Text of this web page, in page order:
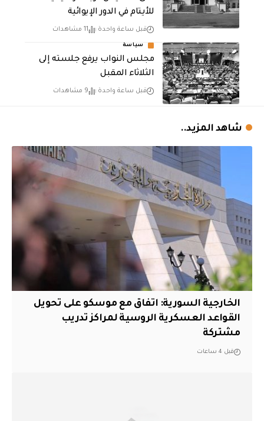
للأيتام في الدور الإيوائية
قبل ساعة واحدة 11 مشاهدات
سياسة
مجلس النواب يرفع جلسته إلى
الثلاثاء المقبل
قبل ساعة واحدة 9 مشاهدات
شاهد المزيد..
الخارجية السورية: اتفاق مع موسكو على تحويل
القواعد العسكرية الروسية لمراكز تدريب
مشتركة
قبل 4 ساعات